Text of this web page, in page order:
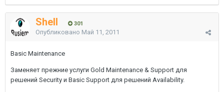
Shell 301
Опубликовано Май 11, 2011
Basic Maintenance
Заменяет прежние услуги Gold Maintenance & Support для
решений Security и Basic Support для решений Availability.